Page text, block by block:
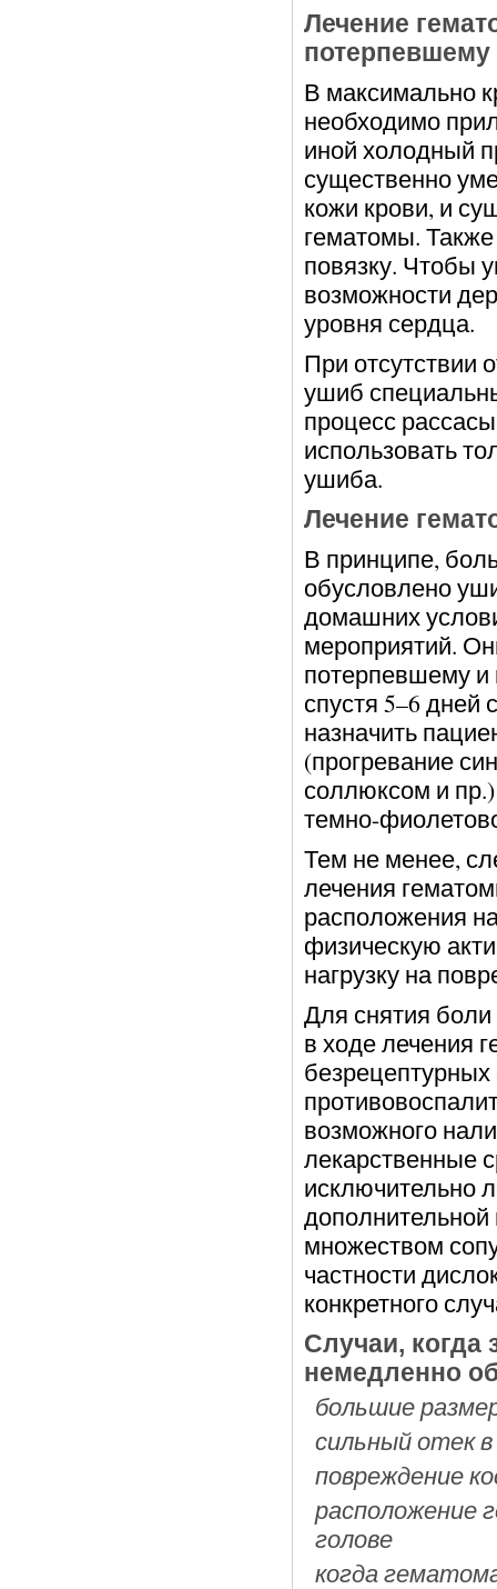
Лечение
потерпевшему
В максимально
необходимо
иной холодный
существенно
кожи крови, и
гематомы.
повязку. Чтобы
возможности
уровня сердца.
При отсутствии
ушиб
процесс
использовать
ушиба.
Лечение
В принципе,
обусловлено
домашних
мероприятий.
потерпевшему и
спустя 5–6
назначить
(прогревание
соллюксом и
темно-
Тем не менее,
лечения
расположения
физическую
нагрузку на
Для снятия
в ходе лечения
возможного
лекарственные
исключительно
множеством
частности
конкретного
Случаи, когда
немедленно
большие
сильный отек
повреждение
расположение
голове
когда